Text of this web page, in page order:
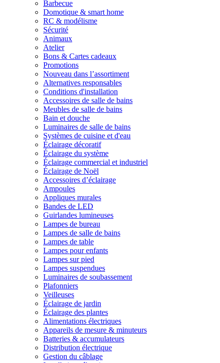
Barbecue
Domotique & smart home
RC & modélisme
Sécurité
Animaux
Atelier
Bons & Cartes cadeaux
Promotions
Nouveau dans l’assortiment
Alternatives responsables
Conditions d'installation
Accessoires de salle de bains
Meubles de salle de bains
Bain et douche
Luminaires de salle de bains
Systèmes de cuisine et d'eau
Éclairage décoratif
Éclairage du système
Éclairage commercial et industriel
Éclairage de Noël
Accessoires d’éclairage
Ampoules
Appliques murales
Bandes de LED
Guirlandes lumineuses
Lampes de bureau
Lampes de salle de bains
Lampes de table
Lampes pour enfants
Lampes sur pied
Lampes suspendues
Luminaires de soubassement
Plafonniers
Veilleuses
Éclairage de jardin
Éclairage des plantes
Alimentations électriques
Appareils de mesure & minuteurs
Batteries & accumulateurs
Distribution électrique
Gestion du câblage